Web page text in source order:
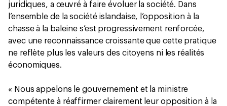
juridiques, a œuvré à faire évoluer la société. Dans
l’ensemble de la société islandaise, l’opposition à la
chasse à la baleine s’est progressivement renforcée,
avec une reconnaissance croissante que cette pratique
ne reflète plus les valeurs des citoyens ni les réalités
économiques.
« Nous appelons le gouvernement et la ministre
compétente à réaffirmer clairement leur opposition à la